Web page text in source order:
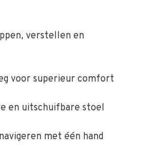
verstellen en
voor superieur comfort
en uitschuifbare stoel
met één hand